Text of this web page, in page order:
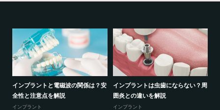
インプラントと電磁波の関係は？安
全性と注意点を解説
インプラント
インプラントは虫歯にならない？周
囲炎との違いを解説
インプラント